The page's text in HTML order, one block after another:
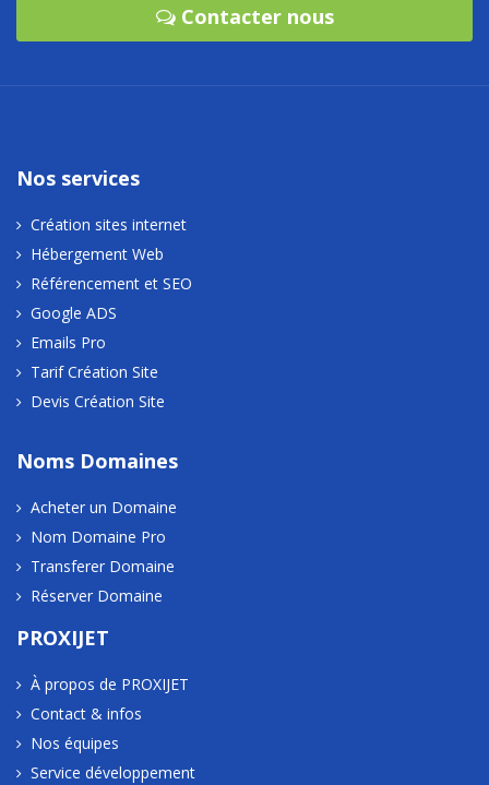
Contacter nous
Nos services
Création sites internet
Hébergement Web
Référencement et SEO
Google ADS
Emails Pro
Tarif Création Site
Devis Création Site
Noms Domaines
Acheter un Domaine
Nom Domaine Pro
Transferer Domaine
Réserver Domaine
PROXIJET
À propos de PROXIJET
Contact & infos
Nos équipes
Service développement